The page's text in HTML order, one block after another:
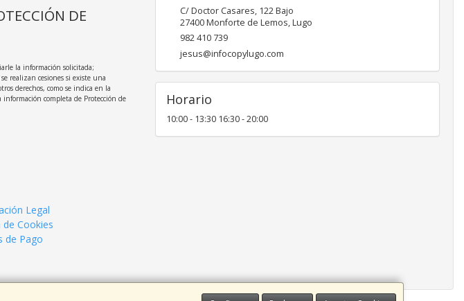
DE
la información solicitada;
se realizan cesiones si existe una
derechos, como se indica en la
completa de Protección de
Legal
de Cookies
de Pago
C/ Doctor Casares, 122 Bajo
27400Monforte de Lemos,Lugo
982 410 739
jesus@infocopylugo.com
Horario
10:00 - 13:30 16:30 - 20:00